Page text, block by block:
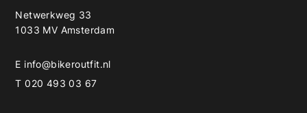
Netwerkweg 33
1033 MV Amsterdam
E info@bikeroutfit.nl
T 020 493 03 67